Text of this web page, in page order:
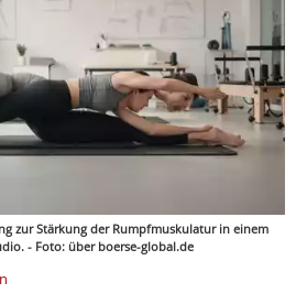
zur Stärkung der Rumpfmuskulatur in einem
- Foto: über boerse-global.de